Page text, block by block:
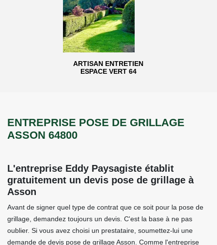
ARTISAN ENTRETIEN
ESPACE VERT 64
ENTREPRISE POSE DE GRILLAGE
ASSON 64800
L'entreprise Eddy Paysagiste établit
gratuitement un devis pose de grillage à
Asson
Avant de signer quel type de contrat que ce soit pour la pose de
grillage, demandez toujours un devis. C'est la base à ne pas
oublier. Si vous avez choisi un prestataire, soumettez-lui une
demande de devis pose de grillage Asson. Comme l'entreprise